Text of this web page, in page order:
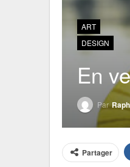
ART
DESIGN
En
Par
Partager